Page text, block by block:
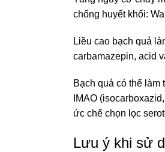
chống huyết khối:
Liều cao bạch quả
carbamazepin, acid
Bạch quả có thể làm
IMAO
ức chế chọn lọc
Lưu ý khi sử